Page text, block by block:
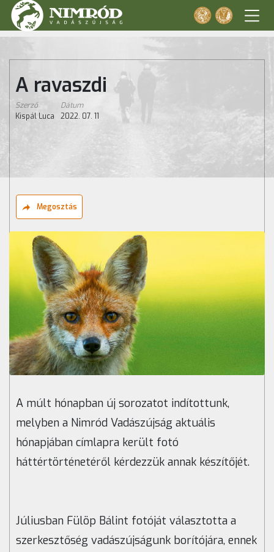
A ravaszdi
Szerző
Kispál Luca
Dátum
2022. 07. 11
Megosztás
A múlt hónapban új sorozatot indítottunk,
melyben a Nimród Vadászújság aktuális
hónapjában címlapra került fotó
háttértörténetéről kérdezzük annak készítőjét.
Júliusban Fülöp Bálint fotóját választotta a
szerkesztőség vadászújságunk borítójára, ennek